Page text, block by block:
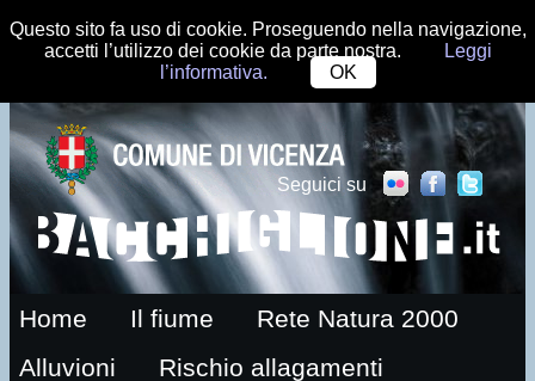
Questo sito fa uso di cookie. Proseguendo nella navigazione,
accetti l’utilizzo dei cookie da parte nostra.
Leggi
l’informativa.
OK
Seguici su
Home Il fiume
Rete Natura 2000
Alluvioni
Rischio allagamenti